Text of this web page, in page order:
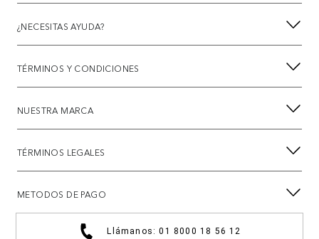
¿NECESITAS AYUDA?
TÉRMINOS Y CONDICIONES
NUESTRA MARCA
TÉRMINOS LEGALES
METODOS DE PAGO
Llámanos: 01 8000 18 56 12